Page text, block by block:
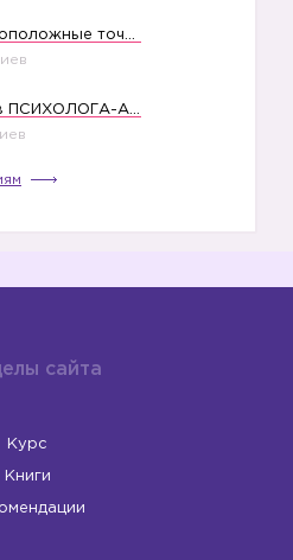
сайта
Курс
Книги